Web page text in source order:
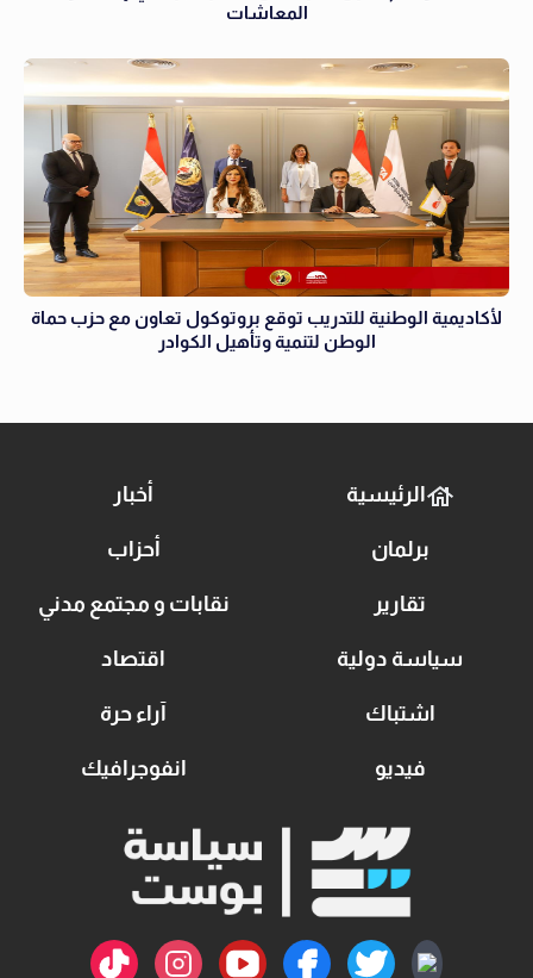
المعاشات
لأكاديمية الوطنية للتدريب توقع بروتوكول تعاون مع حزب حماة
الوطن لتنمية وتأهيل الكوادر
الرئيسية أخبار
برلمان أحزاب
تقارير نقابات و مجتمع مدني
سياسة دولية اقتصاد
اشتباك آراء حرة
فيديو انفوجرافيك